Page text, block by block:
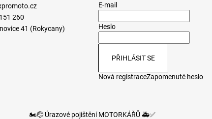
260
41 (Rokycany)
E-mail
Heslo
PŘIHLÁSIT SE
Nová registraceZapomenuté heslo
🏍️🤕 Úrazové pojištění MOTORKÁŘŮ 🚑✅